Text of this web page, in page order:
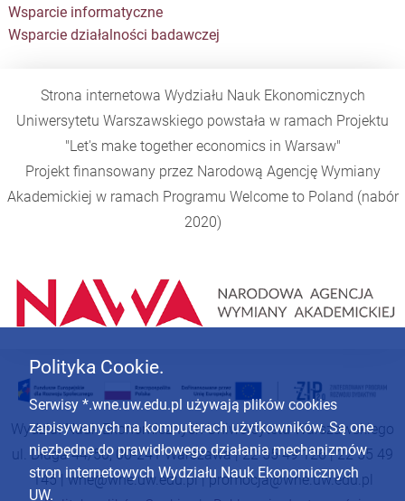
Wsparcie informatyczne
Wsparcie działalności badawczej
Strona internetowa Wydziału Nauk Ekonomicznych
Uniwersytetu Warszawskiego powstała w ramach Projektu
"Let's make together economics in Warsaw"
Projekt finansowany przez Narodową Agencję Wymiany
Akademickiej w ramach Programu Welcome to Poland (nabór
2020)
Wydział Nauk Ekonomicznych Uniwersytetu Warszawskiego
ul. Długa 44/50, 00-241 Warszawa | 22 55 49 126 | 22 55 49
145 |wne@wne.uw.edu.pl|promocja@wne.uw.edu.pl
Polityka Cookie.
Serwisy *.wne.uw.edu.pl używają plików cookies
zapisywanych na komputerach użytkowników. Są one
niezbędne do prawidłowego działania mechanizmów
stron internetowych Wydziału Nauk Ekonomicznych
UW.